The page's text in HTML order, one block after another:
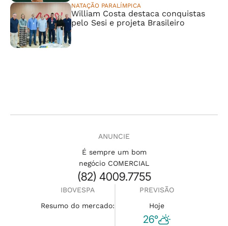
NATAÇÃO PARALÍMPICA
William Costa destaca conquistas
pelo Sesi e projeta Brasileiro
ANUNCIE
É sempre um bom
negócio COMERCIAL
(82) 4009.7755
IBOVESPA
Resumo do mercado:
PREVISÃO
Hoje
26°